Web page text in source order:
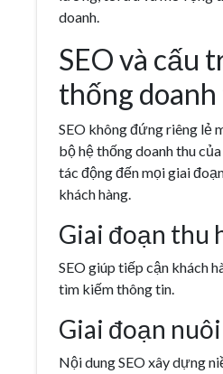
doanh.
SEO và cấu
thống
SEO không đứng riêng lẻ
bộ hệ thống doanh thu
tác động đến mọi giai
khách hàng.
Giai đoạn thu
SEO giúp tiếp cận khách
tìm kiếm thông tin.
Giai đoạn
Nội dung SEO xây dựng